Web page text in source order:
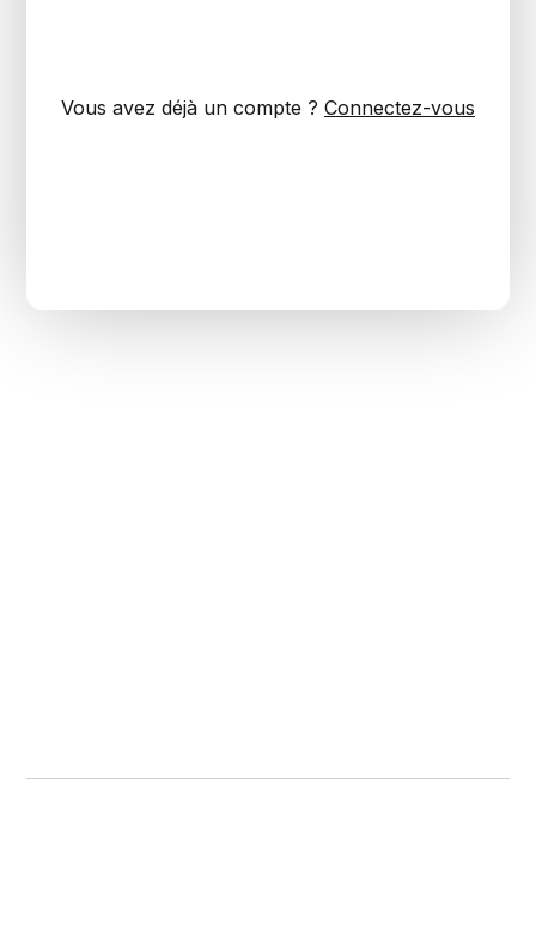
Vous avez déjà un compte ? Connectez-vous